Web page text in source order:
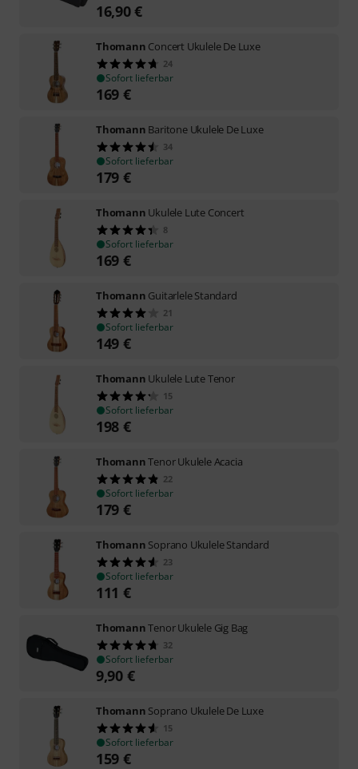
16,90€
Thomann Concert Ukulele De Luxe
24
Sofort lieferbar
169 €
Thomann Baritone Ukulele De Luxe
34
Sofort lieferbar
179 €
Thomann Ukulele Lute Concert
8
Sofort lieferbar
169 €
Thomann Guitarlele Standard
21
Sofort lieferbar
149 €
Thomann Ukulele Lute Tenor
15
Sofort lieferbar
198 €
ThomannTenor Ukulele Acacia
22
Sofort lieferbar
179 €
Thomann Soprano Ukulele Standard
23
Sofort lieferbar
111 €
ThomannTenor Ukulele Gig Bag
32
Sofort lieferbar
9,90 €
Thomann Soprano Ukulele De Luxe
15
Sofort lieferbar
159 €